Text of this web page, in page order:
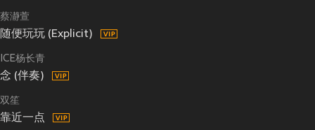
蔡瀞萱
随便玩玩 (Explicit)
ICE杨长青
念 (伴奏)
双笙
靠近一点